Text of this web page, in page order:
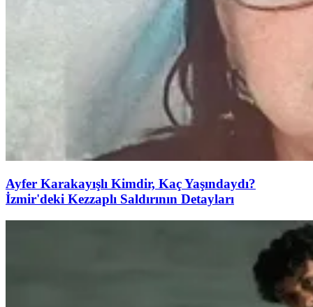
Ayfer Karakayışlı Kimdir, Kaç Yaşındaydı?
İzmir'deki Kezzaplı Saldırının Detayları